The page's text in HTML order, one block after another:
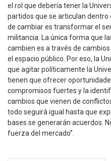
el rol que debería tener la
partidos que se articulan dentro
de cambiar es transformar el
militancia. La única forma que
cambien es a través de
el espacio público. Por eso, la
que agitar políticamente la
tienen que ofrecer
compromisos fuertes y la
cambios que vienen de
todo seguirá igual hasta que
bases se generarán acuerdos.
fuerza del mercado”.